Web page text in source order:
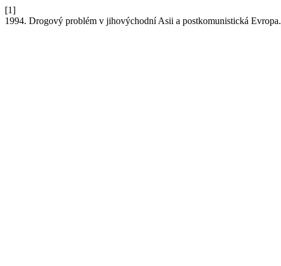
[1]
1994. Drogový problém v jihovýchodní Asii a postkomunistická Evropa.